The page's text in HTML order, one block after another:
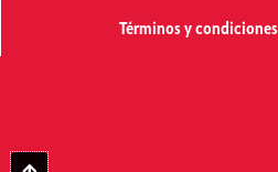
Términos y condiciones